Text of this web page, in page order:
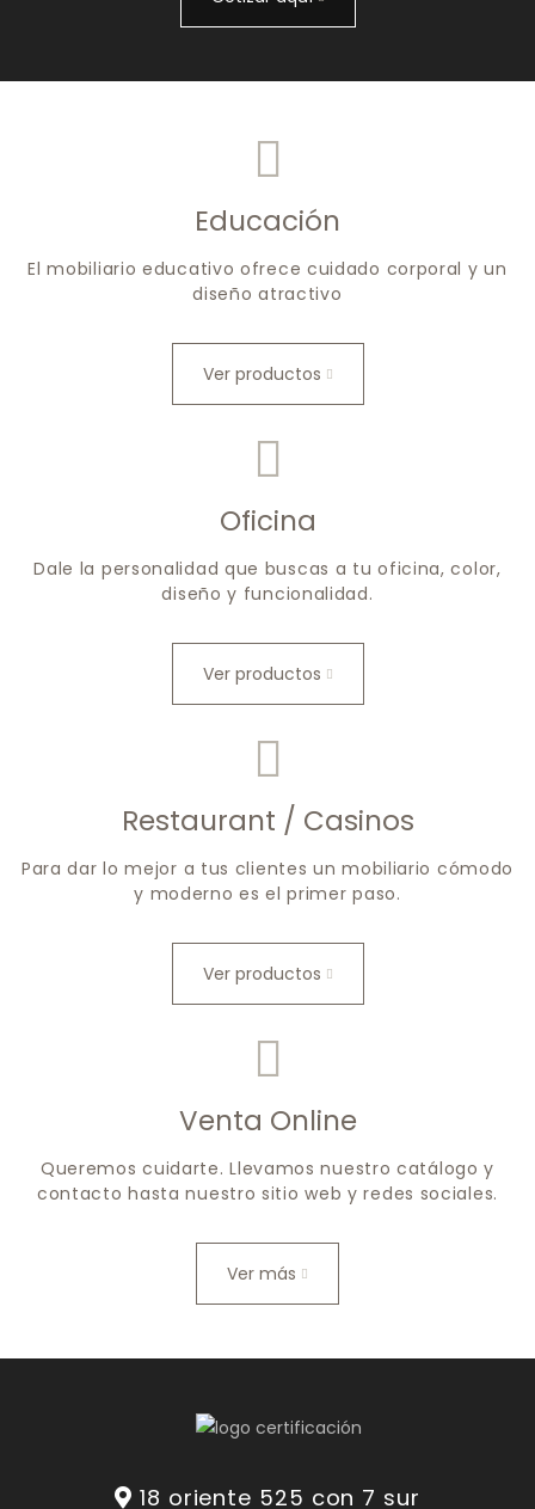
Educación
El mobiliario educativo ofrece cuidado corporal y un
diseño atractivo
Ver productos
Oficina
Dale la personalidad que buscas a tu oficina, color,
diseño y funcionalidad.
Ver productos
Restaurant / Casinos
Para dar lo mejor a tus clientes un mobiliario cómodo
y moderno es el primer paso.
Ver productos
Venta Online
Queremos cuidarte. Llevamos nuestro catálogo y
contacto hasta nuestro sitio web y redes sociales.
Ver más
18 oriente 525 con 7 sur